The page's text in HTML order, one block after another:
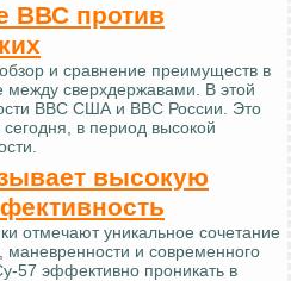
ВВС против
и сравнение преимуществ в
между сверхдержавами. В этой
ВВС США и ВВС России. Это
в период высокой
высокую
отмечают уникальное сочетание
маневренности и современного
57 эффективно проникать в